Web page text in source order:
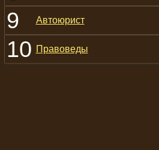
9 Автоюрист
10 Правоведы